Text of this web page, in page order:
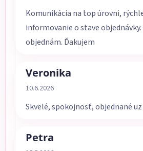
Komunikácia na top úrovni,
informovanie o stave
objednám. Ďakujem
Veronika
Hodnotenie obchodu je 5 z 5
10.6.2026
Skvelé, spokojnosť, objednané uz
Petra